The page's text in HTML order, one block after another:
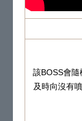
該BOSS會
及時向沒有